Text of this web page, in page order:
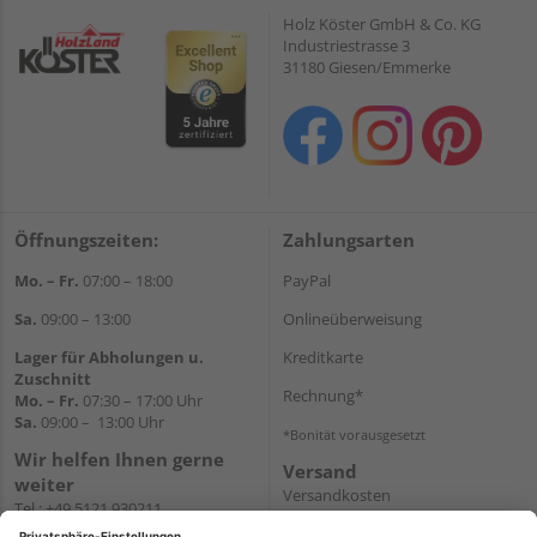
Holz Köster GmbH & Co. KG
Industriestrasse 3
31180 Giesen/Emmerke
Öffnungszeiten:
Mo. – Fr. 07:00 – 18:00
Sa. 09:00 – 13:00
Lager für Abholungen u.
Zuschnitt
Mo. – Fr. 07:30 – 17:00 Uhr
Sa. 09:00 – 13:00 Uhr
Wir helfen Ihnen gerne
weiter
Tel.:+49 5121 930211
E-Mail:holzlandshop@holzland-
Zahlungsarten
PayPal
Onlineüberweisung
Kreditkarte
Rechnung*
*Bonität vorausgesetzt
Versand
Versandkosten